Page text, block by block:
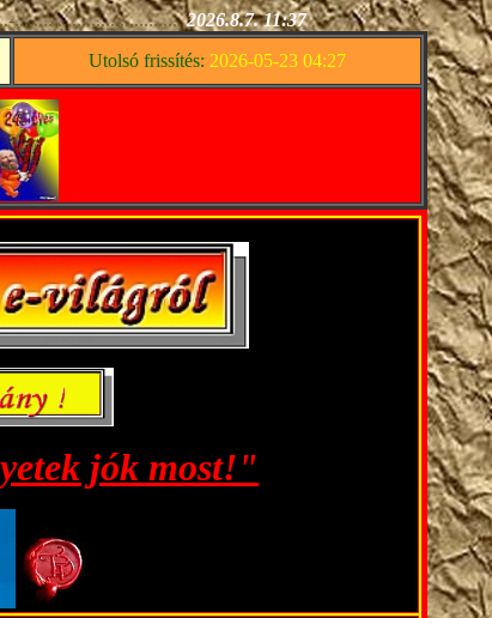
................................... 2026.8.7. 11:37
Utolsó frissítés: 2026-05-23 04:27
jók most!"